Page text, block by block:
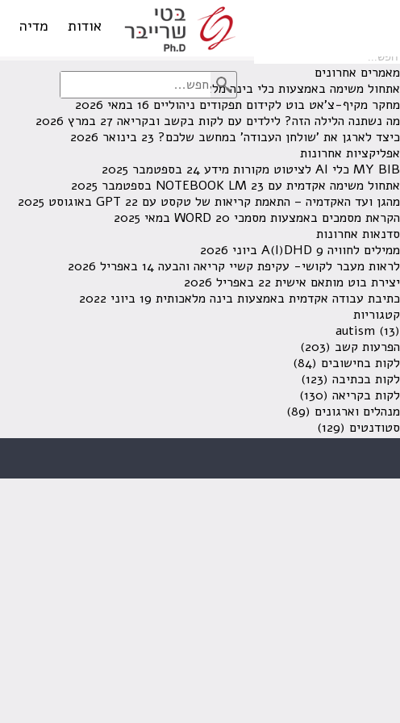
אודות מדיה
לא נמצאו תוצאות תחת קטגוריה זו.
מחפש משהו מסויים? השתמש בחיפוש
מאמרים אחרונים
אתחול משימה באמצעות כלי בינה מלאכותית
מחקר מקיף-צ'אט בוט לקידום תפקודים ניהוליים 16 במאי 2026
מה נשתנה הלילה הזה? לילדים עם לקות בקשב ובקריאה 27 במרץ 2026
כיצד לארגן את 'שולחן העבודה' במחשב שלכם? 23 בינואר 2026
אפליקציות אחרונות
MY BIB כלי AI לציטוט מקורות מידע
24 בספטמבר 2025
אתחול משימה אקדמית עם NOTEBOOK LM 23 בספטמבר 2025
מהגן ועד האקדמיה – התאמת קריאות של טקסט עם GPT 22 באוגוסט 2025
הקראת מסמכים באמצעות מסמכי WORD 20 במאי 2025
סדנאות אחרונות
ממילים לחוויה A(I)DHD 9 ביוני 2026
לראות מעבר לקושי- עקיפת קשיי קריאה והבעה 14 באפריל 2026
יצירת בוט מותאם אישית 22 באפריל 2026
כתיבת עבודה אקדמית באמצעות בינה מלאכותית 19 ביוני 2022
קטגוריות
autism (13)
הפרעות קשב (203)
לקות בחישובים (84)
לקות בכתיבה (123)
לקות בקריאה (130)
מנהלים וארגונים (89)
סטודנטים (129)